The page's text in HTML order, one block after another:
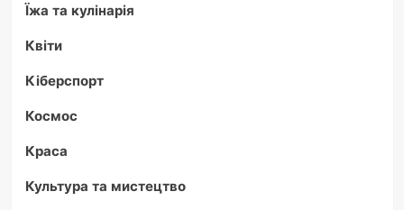
Їжа та кулінарія
Квіти
Кіберспорт
Космос
Краса
Культура та мистецтво